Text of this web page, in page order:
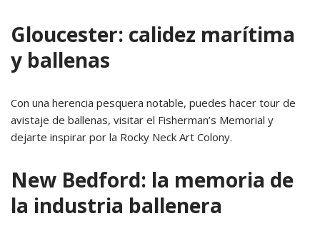
Gloucester: calidez marítima
y ballenas
Con una herencia pesquera notable, puedes hacer tour de
avistaje de ballenas, visitar el Fisherman’s Memorial y
dejarte inspirar por la Rocky Neck Art Colony.
New Bedford: la memoria de
la industria ballenera